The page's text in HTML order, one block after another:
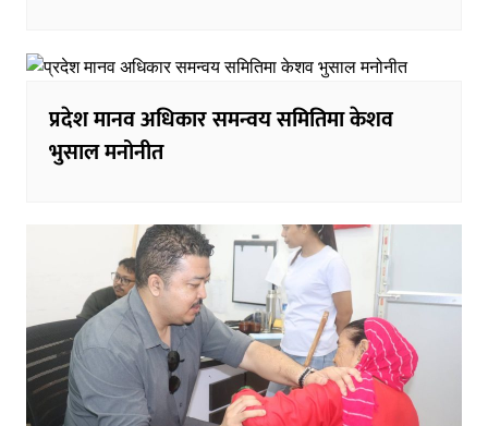
प्रदेश मानव अधिकार समन्वय समितिमा केशव
भुसाल मनोनीत